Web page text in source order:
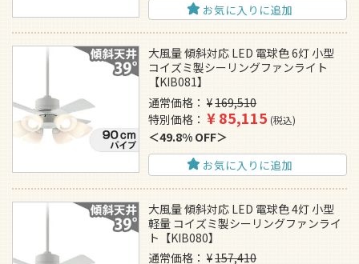
お気に入りに追加
大風量 傾斜対応 LED 電球色 6灯 小型
コイズミ製シーリングファンライト
【KIB081】
通常価格
¥169,510
特別価格
¥85,115 税込
49.8% OFF
お気に入りに追加
大風量 傾斜対応 LED 電球色 4灯 小型
軽量 コイズミ製シーリングファンライ
ト【KIB080】
通常価格
¥157,410